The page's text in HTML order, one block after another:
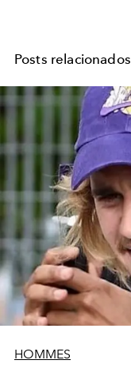
Posts relacionados
HOMMES